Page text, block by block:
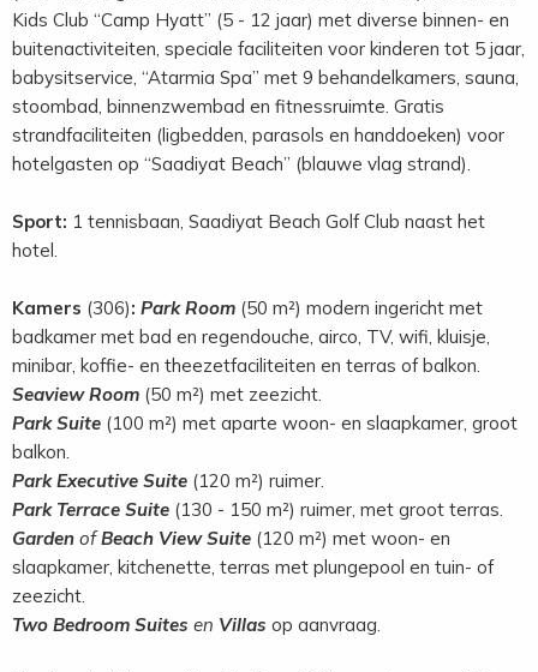
Kids Club “Camp Hyatt” (5 - 12 jaar) met diverse binnen- en
buitenactiviteiten, speciale faciliteiten voor kinderen tot 5 jaar,
babysitservice, “Atarmia Spa” met 9 behandelkamers, sauna,
stoombad, binnenzwembad en fitnessruimte. Gratis
strandfaciliteiten (ligbedden, parasols en handdoeken) voor
hotelgasten op “Saadiyat Beach” (blauwe vlag strand).
Sport: 1 tennisbaan, Saadiyat Beach Golf Club naast het
hotel.
Kamers (306): Park Room (50 m²) modern ingericht met
badkamer met bad en regendouche, airco, TV, wifi, kluisje,
minibar, koffie- en theezetfaciliteiten en terras of balkon.
Seaview Room (50 m²) met zeezicht.
Park Suite (100 m²) met aparte woon- en slaapkamer, groot
balkon.
Park Executive Suite (120 m²) ruimer.
Park Terrace Suite (130 - 150 m²) ruimer, met groot terras.
Garden ofBeach View Suite (120 m²) met woon- en
slaapkamer, kitchenette, terras met plungepool en tuin- of
zeezicht.
Two Bedroom Suites en Villas op aanvraag.